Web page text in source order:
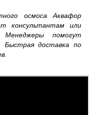
осмоса Аквафор
консультантам или
помогут
Быстрая доставка по